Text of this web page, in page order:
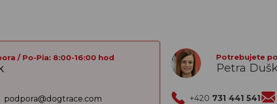
/ Po-Pia: 8:00-16:00 hod
podpora@dogtrace.com
Potrebujete
Petra
+420 731 441 541